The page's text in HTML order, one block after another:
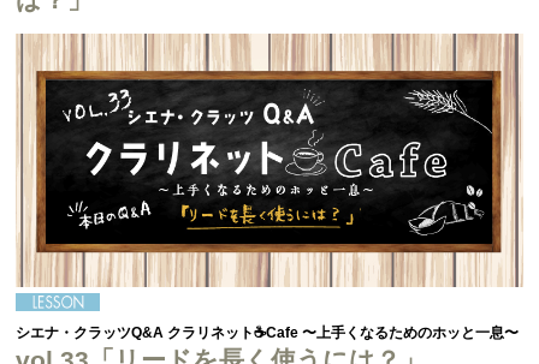
シエナ・クラッツQ&A クラリネット☕Cafe 〜上手くなるためのホッと一息〜